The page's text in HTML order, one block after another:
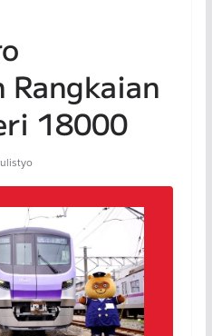
18000